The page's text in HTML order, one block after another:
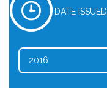
DATE ISSUED
2016